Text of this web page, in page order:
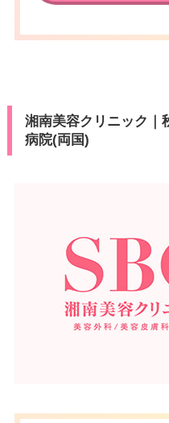
湘南美容クリニック｜
病院(両国)